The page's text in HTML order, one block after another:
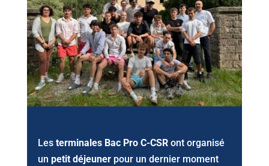
Les terminales Bac Pro C-CSRont organisé
un petit déjeunerpour un dernier moment